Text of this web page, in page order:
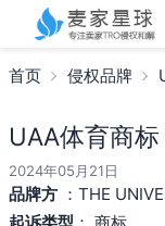
首页 侵权品牌
UAA体育商标
2024年05月21日
品牌方：THE